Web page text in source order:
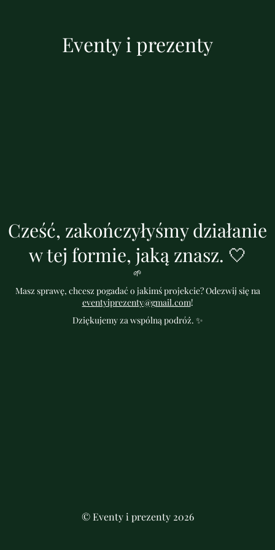
Eventy i prezenty
Cześć, zakończyłyśmy działanie
w tej formie, jaką znasz. 🤍
🌱
Masz sprawę, chcesz pogadać o jakimś projekcie? Odezwij się na
eventyiprezenty@gmail.com!
Dziękujemy za wspólną podróż. ✨
© Eventy i prezenty 2026